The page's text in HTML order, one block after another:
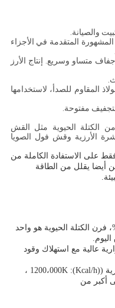
المشهورة المتقدمة في الأجزاء
متساو وسريع. إنتاج الأرز
المقاوم للصدأ، لاستخدامها
الكتلة الحيوية مثل القش
الأرزية وقش فول الصويا
على الاستفادة الكاملة من
أيضا يقلل من الطاقة
فعالية مثير للإعجاب بنسبة 85%، فرن الكتلة الحيوية هو واحد
عالية مع استهلاك وقود
محلول التدفئة الفعال. تقييم الطاقة الحرارية ((Kcal/h): 1200،000K ،
أكبر من